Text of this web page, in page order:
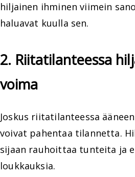
hiljainen ihminen viimein
haluavat kuulla sen.
2. Riitatilanteessa
voima
Joskus riitatilanteessa
voivat pahentaa tilannetta.
sijaan rauhoittaa tunteita ja
loukkauksia.